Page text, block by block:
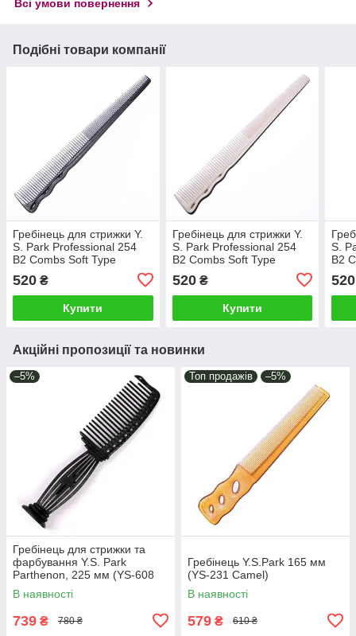
Всі умови повернення
Подібні товари компанії
Гребінець для стрижки Y.
S. Park Professional 254
B2 Combs Soft Type
520 ₴
Купити
Гребінець для стрижки Y.
S. Park Professional 254
B2 Combs Soft Type
520₴
Купити
S.
B2
520
Акційні пропозиції та новинки
–5%
Гребінець для стрижки та
фарбування Y.S. Park
Parthenon, 225 мм (YS-608
Carbon Black)
В наявності
739 ₴ 780 ₴
Топ продажів –5%
Гребінець Y.S.Park 165 мм
(YS-231 Camel)
В наявності
579 ₴ 610 ₴